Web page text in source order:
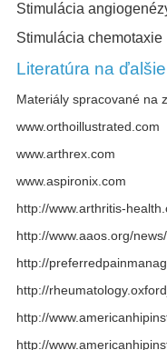
Stimulácia
Stimulácia chemotaxie
Literatúra na
Materiály spracované na
www.orthoillustrated.com
www.arthrex.com
www.aspironix.com
http://www.arthritis-
http://www.aaos.org/
http://
http://
http://
http://